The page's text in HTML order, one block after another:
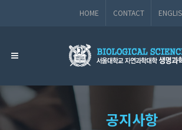
HOME CONTACT
공지사항